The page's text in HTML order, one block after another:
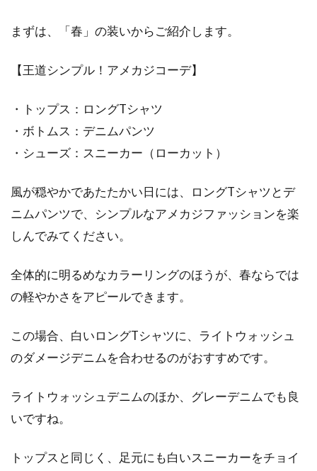
ジーンズは、デイリーアイテムとして男女問わ
ディネー...
メンズ必見！ニットの選び方やアウ
ターとの合わせ方をご紹介
寒い時期になると、多くの店ではニットが出回
ります。着ることでメンズが魅力的に見えるニ
まずは、「春」の装いからご紹介します。
【王道シンプル！アメカジコーデ】
・トップス：ロングTシャツ
・ボトムス：デニムパンツ
・シューズ：スニーカー（ローカット）
風が穏やかであたたかい日には、ロングTシャツとデ
ニムパンツで、シンプルなアメカジファッションを楽
しんでみてください。
全体的に明るめなカラーリングのほうが、春ならでは
の軽やかさをアピールできます。
この場合、白いロングTシャツに、ライトウォッシュ
のダメージデニムを合わせるのがおすすめです。
ライトウォッシュデニムのほか、グレーデニムでも良
いですね。
トップスと同じく、足元にも白いスニーカーをチョイ